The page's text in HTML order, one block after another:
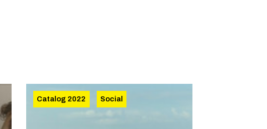
Catalog 2022 Social